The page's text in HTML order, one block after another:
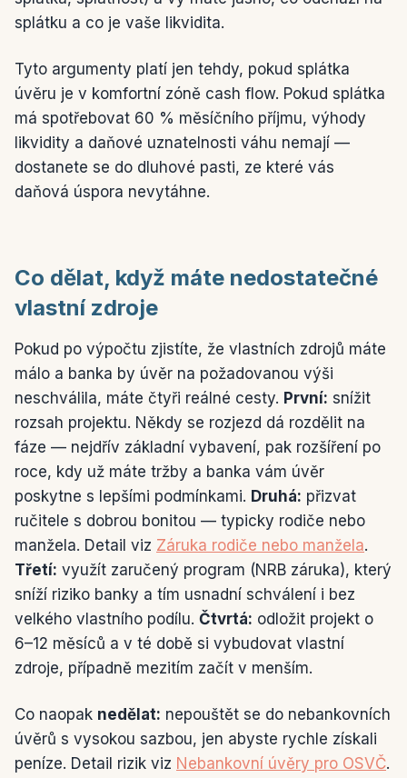
splátku a co je vaše likvidita.
Tyto argumenty platí jen tehdy, pokud splátka
úvěru je v komfortní zóně cash flow. Pokud splátka
má spotřebovat 60 % měsíčního příjmu, výhody
likvidity a daňové uznatelnosti váhu nemají —
dostanete se do dluhové pasti, ze které vás
daňová úspora nevytáhne.
Co dělat, když máte nedostatečné
vlastní zdroje
Pokud po výpočtu zjistíte, že vlastních zdrojů máte
málo a banka by úvěr na požadovanou výši
neschválila, máte čtyři reálné cesty. První: snížit
rozsah projektu. Někdy se rozjezd dá rozdělit na
fáze — nejdřív základní vybavení, pak rozšíření po
roce, kdy už máte tržby a banka vám úvěr
poskytne s lepšími podmínkami. Druhá: přizvat
ručitele s dobrou bonitou — typicky rodiče nebo
manžela. Detail viz Záruka rodiče nebo manžela.
Třetí: využít zaručený program (NRB záruka), který
sníží riziko banky a tím usnadní schválení i bez
velkého vlastního podílu. Čtvrtá: odložit projekt o
6–12 měsíců a v té době si vybudovat vlastní
zdroje, případně mezitím začít v menším.
Co naopak nedělat: nepouštět se do nebankovních
úvěrů s vysokou sazbou, jen abyste rychle získali
peníze. Detail rizik viz Nebankovní úvěry pro OSVČ.